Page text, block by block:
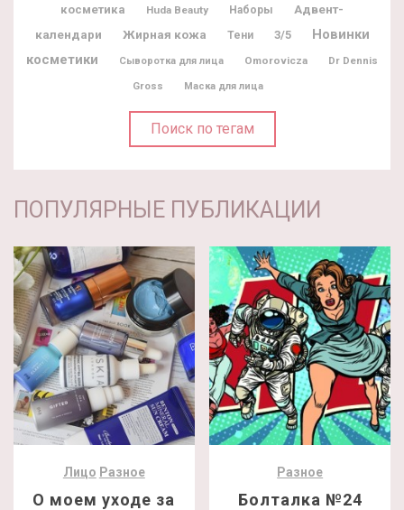
косметика
Huda Beauty Наборы
Адвент-
календари
Жирная кожа Тени 3/5
Новинки
косметики
Сыворотка для лица Omorovicza
Dr Dennis
Gross
Маска для лица
Поиск по тегам
ПОПУЛЯРНЫЕ ПУБЛИКАЦИИ
Лицо Разное
О моем уходе за
Разное
Болталка №24